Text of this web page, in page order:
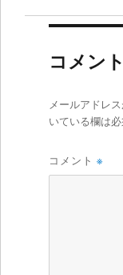
コメン
メールアドレ
いている欄は
コメント ※